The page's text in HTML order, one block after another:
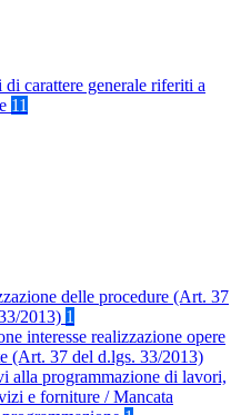
carattere generale riferiti a
11
delle procedure (Art. 37
2013) 1
interesse realizzazione opere
(Art. 37 del d.lgs. 33/2013)
alla programmazione di lavori,
e forniture / Mancata